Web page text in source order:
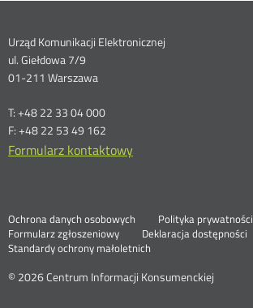
Dane
kontaktowe
Urząd Komunikacji Elektronicznej
ul. Giełdowa 7/9
01-211 Warszawa
T: +48 22 33 04 000
F: +48 22 53 49 162
Formularz kontaktowy
Ochrona danych osobowych Polityka prywatności
Formularz zgłoszeniowy
Nowa
karta
Deklaracja dostępności
Standardy ochrony małoletnich
© 2026 Centrum Informacji Konsumenckiej